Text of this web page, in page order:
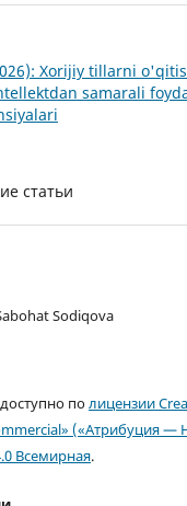
Xorijiy tillarni
samarali
статьи
Sodiqova
полицензии
(«Атрибуция —
Всемирная.